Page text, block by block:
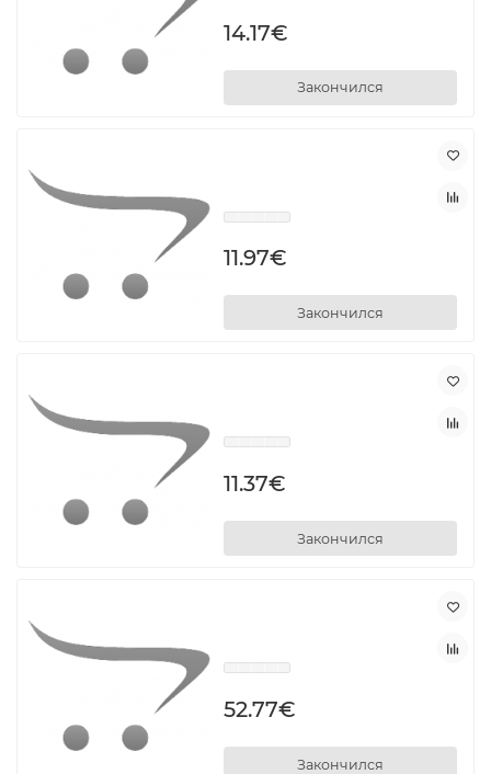
14.17€
Закончился
11.97€
Закончился
11.37€
Закончился
52.77€
Закончился